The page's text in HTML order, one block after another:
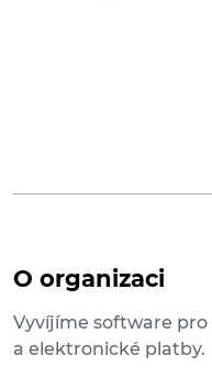
O organizaci
Vyvíjíme software
a elektronické platby.